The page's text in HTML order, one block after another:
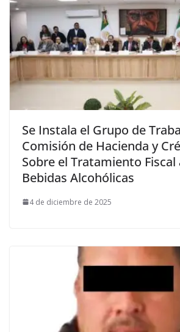
Se Instala el Grupo de
Comisión de Hacienda y
Sobre el Tratamiento Fiscal
Bebidas Alcohólicas
4 de diciembre de 2025